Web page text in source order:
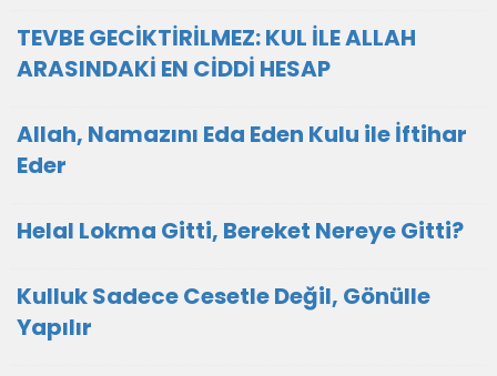
TEVBE GECİKTİRİLMEZ: KUL İLE ALLAH
ARASINDAKİ EN CİDDİ HESAP
Allah, Namazını Eda Eden Kulu ile İftihar
Eder
Helal Lokma Gitti, Bereket Nereye Gitti?
Kulluk Sadece Cesetle Değil, Gönülle
Yapılır